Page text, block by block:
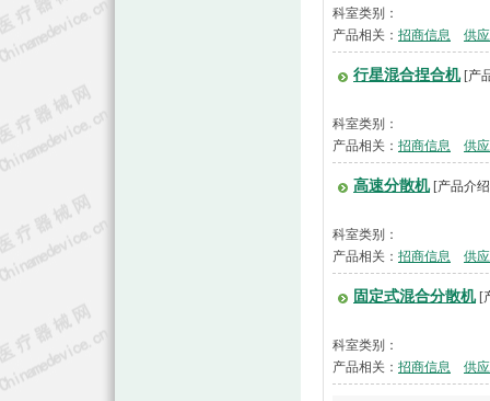
科室类别：
产品相关： 招商信息 供
行星混合捏合机 [产
科室类别：
产品相关： 招商信息 供
高速分散机 [产品介
科室类别：
产品相关： 招商信息 供
固定式混合分散机 [
科室类别：
产品相关： 招商信息 供